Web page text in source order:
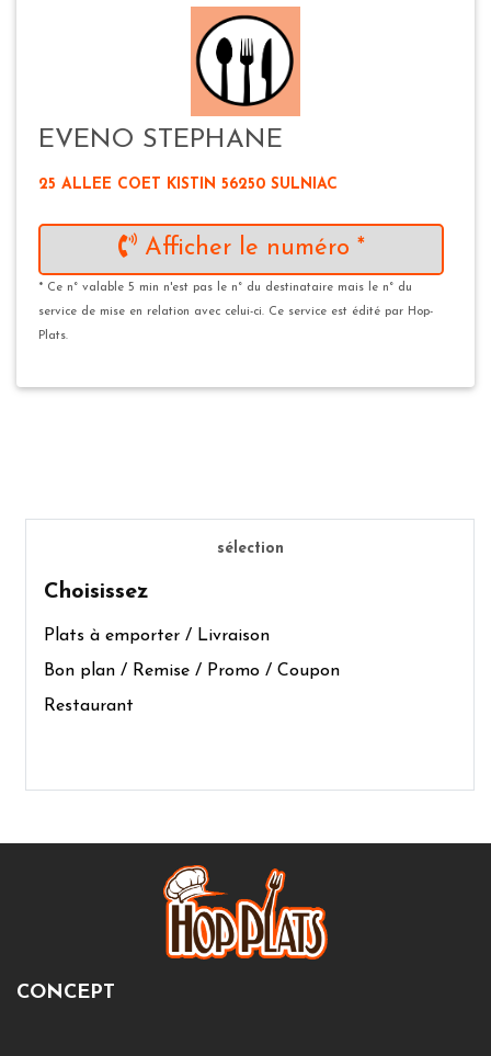
EVENO STEPHANE
25 ALLEE COET KISTIN 56250 SULNIAC
Afficher le numéro *
* Ce n° valable 5 min n'est pas le n° du destinataire mais le n° du
service de mise en relation avec celui-ci. Ce service est édité par Hop-
Plats.
sélection
Choisissez
Plats à emporter / Livraison
Bon plan / Remise / Promo / Coupon
Restaurant
CONCEPT